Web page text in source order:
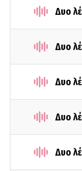
Δυο
Δυο
Δυο
Δυο
Δυο